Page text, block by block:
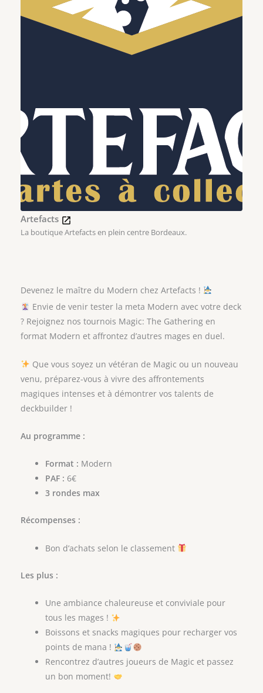
Artefacts
La boutique Artefacts en plein centre Bordeaux.
Devenez le maître du Modern chez Artefacts !
Envie de venir tester la meta Modern avec votre deck
? Rejoignez nos tournois Magic: The Gathering en
format Modern et affrontez d’autres mages en duel.
Que vous soyez un vétéran de Magic ou un nouveau
venu, préparez-vous à vivre des affrontements
magiques intenses et à démontrer vos talents de
deckbuilder !
Au programme :
Format : Modern
PAF : 6€
3 rondes max
Récompenses :
Bon d’achats selon le classement
Les plus :
Une ambiance chaleureuse et conviviale pour
tous les mages !
Boissons et snacks magiques pour recharger vos
points de mana !
Rencontrez d’autres joueurs de Magic et passez
un bon moment!